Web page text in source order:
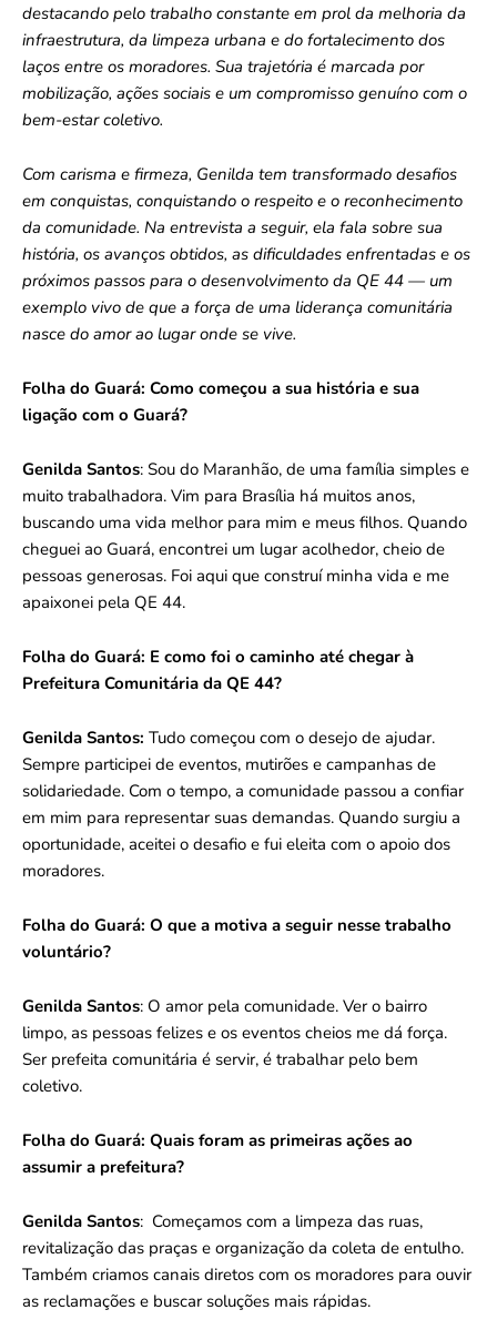
destacando pelo trabalho constante em prol da melhoria da
infraestrutura, da limpeza urbana e do fortalecimento dos
laços entre os moradores. Sua trajetória é marcada por
mobilização, ações sociais e um compromisso genuíno com o
bem-estar coletivo.
Com carisma e firmeza, Genilda tem transformado desafios
em conquistas, conquistando o respeito e o reconhecimento
da comunidade. Na entrevista a seguir, ela fala sobre sua
história, os avanços obtidos, as dificuldades enfrentadas e os
próximos passos para o desenvolvimento da QE 44 — um
exemplo vivo de que a força de uma liderança comunitária
nasce do amor ao lugar onde se vive.
Folha do Guará: Como começou a sua história e sua
ligação com o Guará?
Genilda Santos: Sou do Maranhão, de uma família simples e
muito trabalhadora. Vim para Brasília há muitos anos,
buscando uma vida melhor para mim e meus filhos. Quando
cheguei ao Guará, encontrei um lugar acolhedor, cheio de
pessoas generosas. Foi aqui que construí minha vida e me
apaixonei pela QE 44.
Folha do Guará: E como foi o caminho até chegar à
Prefeitura Comunitária da QE 44?
Genilda Santos: Tudo começou com o desejo de ajudar.
Sempre participei de eventos, mutirões e campanhas de
solidariedade. Com o tempo, a comunidade passou a confiar
em mim para representar suas demandas. Quando surgiu a
oportunidade, aceitei o desafio e fui eleita com o apoio dos
moradores.
Folha do Guará: O que a motiva a seguir nesse trabalho
voluntário?
Genilda Santos: O amor pela comunidade. Ver o bairro
limpo, as pessoas felizes e os eventos cheios me dá força.
Ser prefeita comunitária é servir, é trabalhar pelo bem
coletivo.
Folha do Guará: Quais foram as primeiras ações ao
assumir a prefeitura?
Genilda Santos: Começamos com a limpeza das ruas,
revitalização das praças e organização da coleta de entulho.
Também criamos canais diretos com os moradores para ouvir
as reclamações e buscar soluções mais rápidas.